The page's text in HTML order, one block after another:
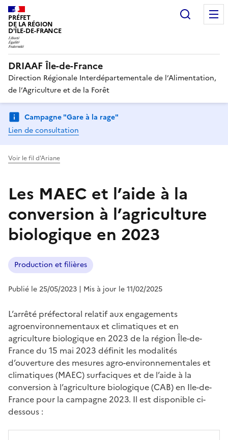
PRÉFET
DE LA RÉGION
D'ÎLE-DE-FRANCE
DRIAAF Île-de-France
Direction Régionale Interdépartementale de l’Alimentation,
de l’Agriculture et de la Forêt
Campagne "Gare à la rage"
Lien de consultation
Voir le fil d'Ariane
Les MAEC et l’aide à la
conversion à l’agriculture
biologique en 2023
Production et filières
Publié le 25/05/2023 | Mis à jour le 11/02/2025
L’arrêté préfectoral relatif aux engagements
agroenvironnementaux et climatiques et en
agriculture biologique en 2023 de la région Île-de-
France du 15 mai 2023 définit les modalités
d’ouverture des mesures agro-environnementales et
climatiques (MAEC) surfaciques et de l’aide à la
conversion à l’agriculture biologique (CAB) en Ile-de-
France pour la campagne 2023. Il est disponible ci-
dessous :